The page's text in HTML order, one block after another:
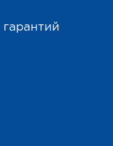
гарантий